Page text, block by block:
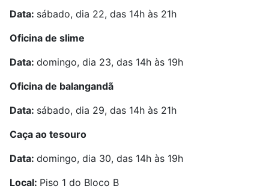
Data: sábado, dia 22, das 14h às 21h
Oficina de slime
Data: domingo, dia 23, das 14h às 19h
Oficina de balangandã
Data: sábado, dia 29, das 14h às 21h
Caça ao tesouro
Data: domingo, dia 30, das 14h às 19h
Local: Piso 1 do Bloco B